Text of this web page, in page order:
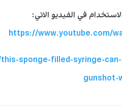
في الفيديو الاتي:
https://www.youtube.com/
sponge-filled-syringe-
gunshot-